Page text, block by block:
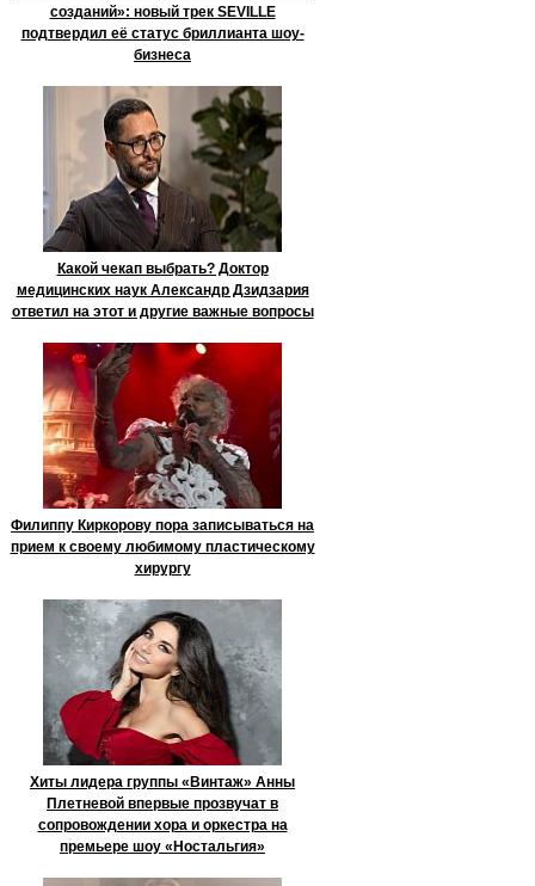
созданий»: новый трек SEVILLE
подтвердил её статус бриллианта шоу-
бизнеса
Какой чекап выбрать? Доктор
медицинских наук Александр Дзидзария
ответил на этот и другие важные вопросы
Филиппу Киркорову пора записываться на
прием к своему любимому пластическому
хирургу
Хиты лидера группы «Винтаж» Анны
Плетневой впервые прозвучат в
сопровождении хора и оркестра на
премьере шоу «Ностальгия»